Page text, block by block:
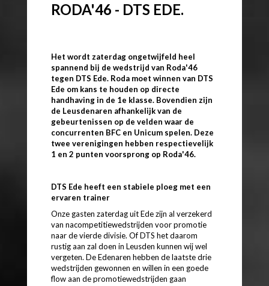
RODA'46 - DTS EDE.
Het wordt zaterdag ongetwijfeld heel
spannend bij de wedstrijd van Roda'46
tegen DTS Ede. Roda moet winnen van DTS
Ede om kans te houden op directe
handhaving in de 1e klasse. Bovendien zijn
de Leusdenaren afhankelijk van de
gebeurtenissen op de velden waar de
concurrenten BFC en Unicum spelen. Deze
twee verenigingen hebben respectievelijk
1 en 2 punten voorsprong op Roda'46.
DTS Ede heeft een stabiele ploeg met een
ervaren trainer
Onze gasten zaterdag uit Ede zijn al verzekerd
van nacompetitiewedstrijden voor promotie
naar de vierde divisie. Of DTS het daarom
rustig aan zal doen in Leusden kunnen wij wel
vergeten. De Edenaren hebben de laatste drie
wedstrijden gewonnen en willen in een goede
flow aan de promotiewedstrijden gaan